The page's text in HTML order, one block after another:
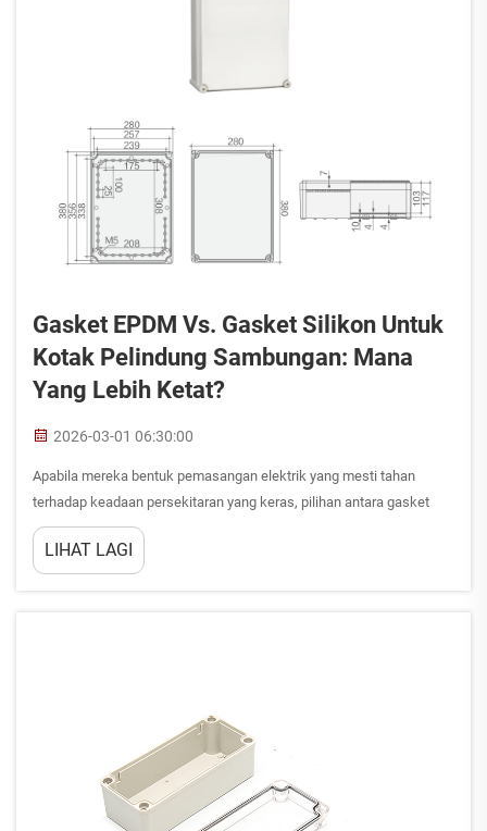
Gasket EPDM Vs. Gasket Silikon Untuk
Kotak Pelindung Sambungan: Mana
Yang Lebih Ketat?
2026-03-01 06:30:00
Apabila mereka bentuk pemasangan elektrik yang mesti tahan
terhadap keadaan persekitaran yang keras, pilihan antara gasket
EPDM dan gasket silikon untuk kotak sambungan anda boleh
menentukan kebolehpercayaan jangka panjang keseluruhan sistem
anda. Kedua-dua bahan ini menawarkan p...
LIHAT LAGI